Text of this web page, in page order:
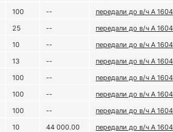
100 --
передали до в/ч А 1604
25 --
передали до в/ч А 1604
10 --
передали до в/ч А 1604
13 --
передали до в/ч А 1604
100 --
передали до в/ч А 1604
100 --
передали до в/ч А 1604
100 --
передали до в/ч А 1604
10 44 000.00
передали до в/ч А 1604